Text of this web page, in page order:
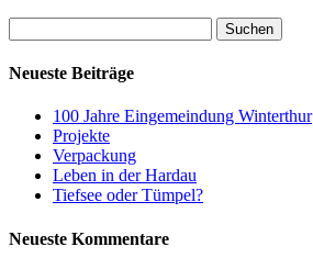
nach:
Neueste Beiträge
100 Jahre Eingemeindung Winterthur
Projekte
Verpackung
Leben in der Hardau
Tiefsee oder Tümpel?
Neueste Kommentare